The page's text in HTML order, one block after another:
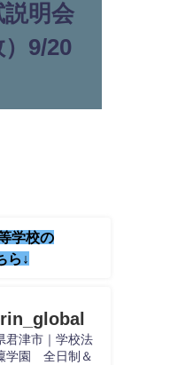
説明会
9/20
学校の
ら↓
君津市｜学校法
学園 全日制＆